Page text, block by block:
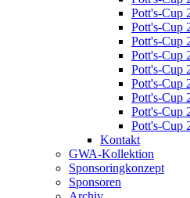
Pott's-Cup
Pott's-Cup
Pott's-Cup
Pott's-Cup
Pott's-Cup
Pott's-Cup
Pott's-Cup
Pott's-Cup
Pott's-Cup
Kontakt
GWA-Kollektion
Sponsoringkonzept
Sponsoren